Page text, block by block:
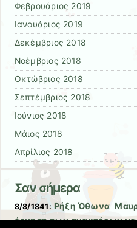
Φεβρουάριος 2019
Ιανουάριος 2019
Δεκέμβριος 2018
Νοέμβριος 2018
Οκτώβριος 2018
Σεπτέμβριος 2018
Ιούνιος 2018
Μάιος 2018
Απρίλιος 2018
Σαν σήμερα
8/8/1841: Ρήξη Όθωνα 
άρνηση των ανακτόρων